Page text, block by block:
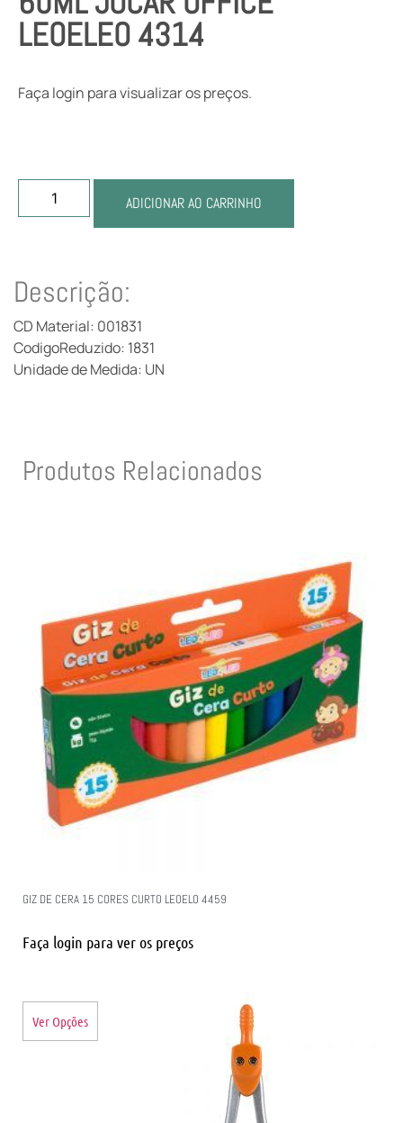
LEOELEO 4314
Faça login para visualizar os preços.
ADICIONAR AO CARRINHO
Descrição:
CD Material: 001831
CodigoReduzido: 1831
Unidade de Medida: UN
Produtos Relacionados
GIZ DE CERA 15 CORES CURTO LEOELO 4459
Faça login para ver os preços
Ver Opções